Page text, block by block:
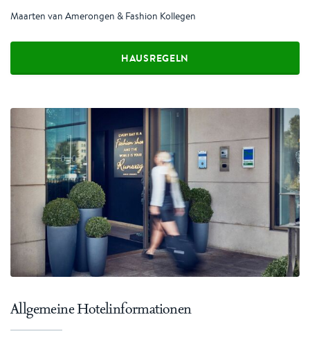
Maarten van Amerongen & Fashion Kollegen
HAUSREGELN
Allgemeine Hotelinformationen